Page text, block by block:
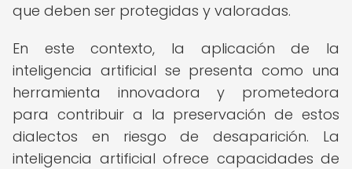
que deben ser protegidas y valoradas.
En este contexto, la aplicación de la
inteligencia artificial se presenta como una
herramienta innovadora y prometedora
para contribuir a la preservación de estos
dialectos en riesgo de desaparición. La
inteligencia artificial ofrece capacidades de